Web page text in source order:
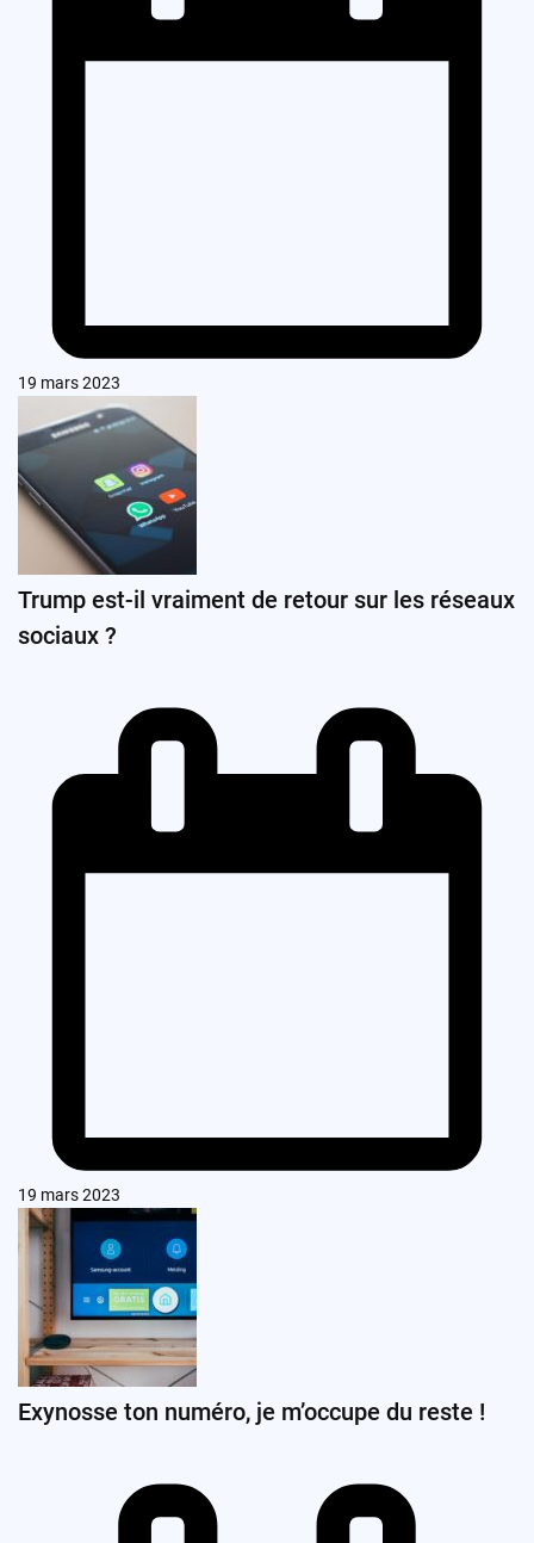
19 mars 2023
Trump est-il vraiment de retour sur les réseaux
sociaux ?
19 mars 2023
Exynosse ton numéro, je m’occupe du reste !